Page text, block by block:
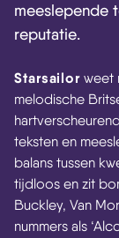
meeslepende
reputatie.
Starsailor weet
melodische
teksten en
balans tussen
tijdloos en zit
Buckley, Van
nummers als